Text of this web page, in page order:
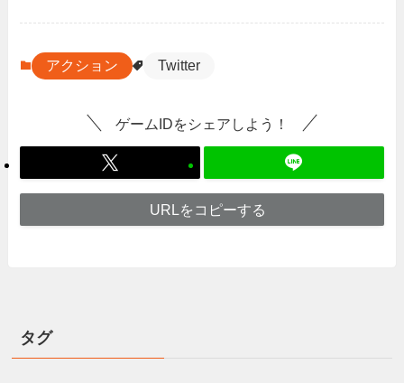
アクション Twitter
ゲームIDをシェアしよう！
URLをコピーする
タグ